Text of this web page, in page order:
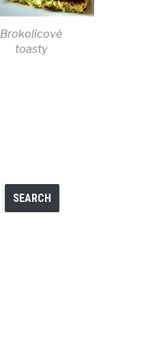
Brokolicové
toasty